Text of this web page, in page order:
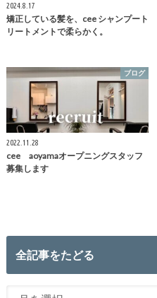
2024.8.17
矯正している髪を、cee シャンプート
リートメントで柔らかく。
ブログ
2022.11.28
cee aoyamaオープニングスタッフ
募集します
全記事をたどる